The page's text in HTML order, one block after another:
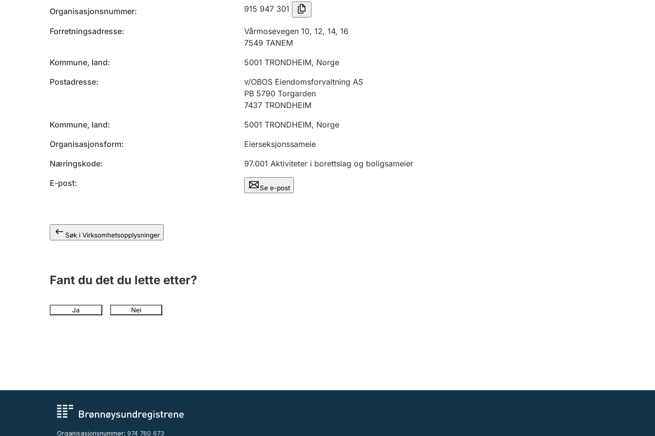
Organisasjonsnummer 915 947 301
Forretningsadresse
Vårmosevegen 10, 12, 14, 16
7549 TANEM
Kommune, land
5001 TRONDHEIM, Norge
Postadresse
v/OBOS Eiendomsforvaltning AS
PB 5790 Torgarden
7437 TRONDHEIM
Kommune, land
5001 TRONDHEIM, Norge
Organisasjonsform
Eierseksjonssameie
Næringskode
97.001 Aktiviteter i borettslag og boligsameier
E-post
Se e-post
Søk i Virksomhetsopplysninger
Fant du det du lette etter?
Ja Nei
Organisasjonsnummer: 974 760 673